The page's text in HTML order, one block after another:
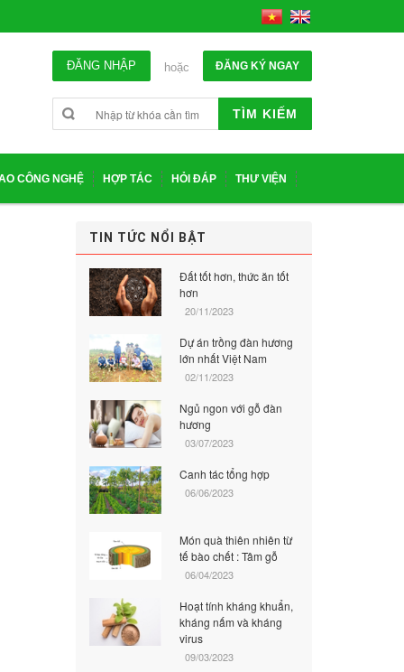
ĐĂNG KÝ NGAY
hoặc
ĐĂNG NHẬP
TÌM KIẾM
CÔNG NGHỆ HỢP TÁC HỎI ĐÁP THƯ VIỆN
TIN TỨC NỔI BẬT
Đất tốt hơn, thức ăn tốt
hơn
20/11/2023
Dự án trồng đàn hương
lớn nhất Việt Nam
02/11/2023
Ngủ ngon với gỗ đàn
hương
03/07/2023
Canh tác tổng hợp
06/06/2023
Món quà thiên nhiên từ
tế bào chết : Tâm gỗ
06/04/2023
Hoạt tính kháng khuẩn,
kháng nấm và kháng
virus
09/03/2023